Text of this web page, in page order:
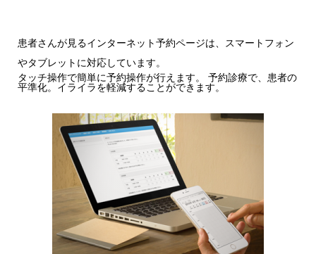
患者さんが見るインターネット予約ページは、スマートフォン
やタブレットに対応しています。
タッチ操作で簡単に予約操作が行えます。 予約診療で、患者の
平準化。イライラを軽減することができます。